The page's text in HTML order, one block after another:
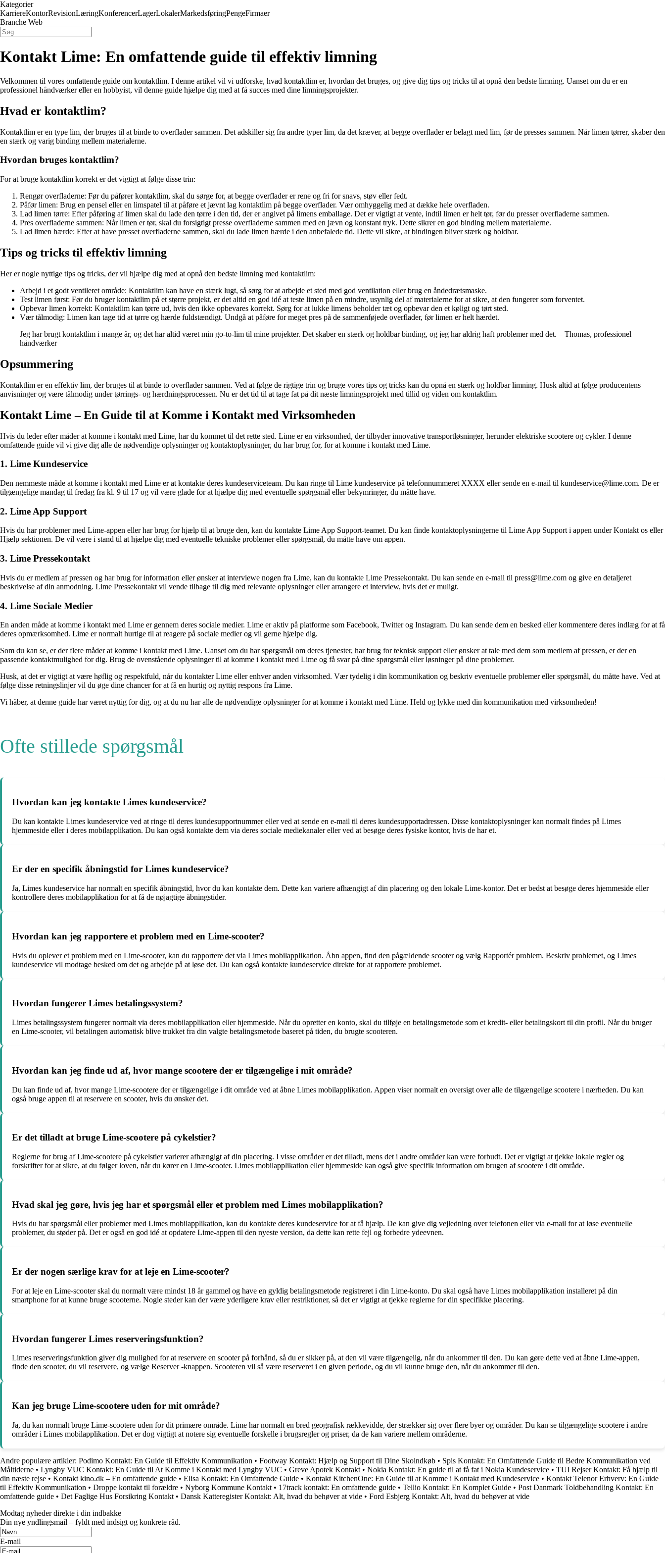
Kategorier
KarriereKontorRevisionLæringKonferencerLagerLokalerMarkedsføringPengeFirmaer
Branche Web
Kontakt Lime: En omfattende guide til effektiv limning
Velkommen til vores omfattende guide om kontaktlim. I denne artikel vil vi udforske, hvad kontaktlim er, hvordan det bruges, og give dig tips og tricks til at opnå den bedste limning. Uanset om du er en
professionel håndværker eller en hobbyist, vil denne guide hjælpe dig med at få succes med dine limningsprojekter.
Hvad er kontaktlim?
Kontaktlim er en type lim, der bruges til at binde to overflader sammen. Det adskiller sig fra andre typer lim, da det kræver, at begge overflader er belagt med lim, før de presses sammen. Når limen tørrer, skaber den
en stærk og varig binding mellem materialerne.
Hvordan bruges kontaktlim?
For at bruge kontaktlim korrekt er det vigtigt at følge disse trin:
Rengør overfladerne: Før du påfører kontaktlim, skal du sørge for, at begge overflader er rene og fri for snavs, støv eller fedt.
Påfør limen: Brug en pensel eller en limspatel til at påføre et jævnt lag kontaktlim på begge overflader. Vær omhyggelig med at dække hele overfladen.
Lad limen tørre: Efter påføring af limen skal du lade den tørre i den tid, der er angivet på limens emballage. Det er vigtigt at vente, indtil limen er helt tør, før du presser overfladerne sammen.
Pres overfladerne sammen: Når limen er tør, skal du forsigtigt presse overfladerne sammen med en jævn og konstant tryk. Dette sikrer en god binding mellem materialerne.
Lad limen hærde: Efter at have presset overfladerne sammen, skal du lade limen hærde i den anbefalede tid. Dette vil sikre, at bindingen bliver stærk og holdbar.
Tips og tricks til effektiv limning
Her er nogle nyttige tips og tricks, der vil hjælpe dig med at opnå den bedste limning med kontaktlim:
Arbejd i et godt ventileret område: Kontaktlim kan have en stærk lugt, så sørg for at arbejde et sted med god ventilation eller brug en åndedrætsmaske.
Test limen først: Før du bruger kontaktlim på et større projekt, er det altid en god idé at teste limen på en mindre, usynlig del af materialerne for at sikre, at den fungerer som forventet.
Opbevar limen korrekt: Kontaktlim kan tørre ud, hvis den ikke opbevares korrekt. Sørg for at lukke limens beholder tæt og opbevar den et køligt og tørt sted.
Vær tålmodig: Limen kan tage tid at tørre og hærde fuldstændigt. Undgå at påføre for meget pres på de sammenføjede overflader, før limen er helt hærdet.
Jeg har brugt kontaktlim i mange år, og det har altid været min go-to-lim til mine projekter. Det skaber en stærk og holdbar binding, og jeg har aldrig haft problemer med det. – Thomas, professionel
håndværker
Opsummering
Kontaktlim er en effektiv lim, der bruges til at binde to overflader sammen. Ved at følge de rigtige trin og bruge vores tips og tricks kan du opnå en stærk og holdbar limning. Husk altid at følge producentens
anvisninger og være tålmodig under tørrings- og hærdningsprocessen. Nu er det tid til at tage fat på dit næste limningsprojekt med tillid og viden om kontaktlim.
Kontakt Lime – En Guide til at Komme i Kontakt med Virksomheden
Hvis du leder efter måder at komme i kontakt med Lime, har du kommet til det rette sted. Lime er en virksomhed, der tilbyder innovative transportløsninger, herunder elektriske scootere og cykler. I denne
omfattende guide vil vi give dig alle de nødvendige oplysninger og kontaktoplysninger, du har brug for, for at komme i kontakt med Lime.
1. Lime Kundeservice
Den nemmeste måde at komme i kontakt med Lime er at kontakte deres kundeserviceteam. Du kan ringe til Lime kundeservice på telefonnummeret XXXX eller sende en e-mail til kundeservice@lime.com. De er
tilgængelige mandag til fredag ​​fra kl. 9 til 17 og vil være glade for at hjælpe dig med eventuelle spørgsmål eller bekymringer, du måtte have.
2. Lime App Support
Hvis du har problemer med Lime-appen eller har brug for hjælp til at bruge den, kan du kontakte Lime App Support-teamet. Du kan finde kontaktoplysningerne til Lime App Support i appen under Kontakt os eller
Hjælp sektionen. De vil være i stand til at hjælpe dig med eventuelle tekniske problemer eller spørgsmål, du måtte have om appen.
3. Lime Pressekontakt
Hvis du er medlem af pressen og har brug for information eller ønsker at interviewe nogen fra Lime, kan du kontakte Lime Pressekontakt. Du kan sende en e-mail til press@lime.com og give en detaljeret
beskrivelse af din anmodning. Lime Pressekontakt vil vende tilbage til dig med relevante oplysninger eller arrangere et interview, hvis det er muligt.
4. Lime Sociale Medier
En anden måde at komme i kontakt med Lime er gennem deres sociale medier. Lime er aktiv på platforme som Facebook, Twitter og Instagram. Du kan sende dem en besked eller kommentere deres indlæg for at få
deres opmærksomhed. Lime er normalt hurtige til at reagere på sociale medier og vil gerne hjælpe dig.
Som du kan se, er der flere måder at komme i kontakt med Lime. Uanset om du har spørgsmål om deres tjenester, har brug for teknisk support eller ønsker at tale med dem som medlem af pressen, er der en
passende kontaktmulighed for dig. Brug de ovenstående oplysninger til at komme i kontakt med Lime og få svar på dine spørgsmål eller løsninger på dine problemer.
Husk, at det er vigtigt at være høflig og respektfuld, når du kontakter Lime eller enhver anden virksomhed. Vær tydelig i din kommunikation og beskriv eventuelle problemer eller spørgsmål, du måtte have. Ved at
følge disse retningslinjer vil du øge dine chancer for at få en hurtig og nyttig respons fra Lime.
Vi håber, at denne guide har været nyttig for dig, og at du nu har alle de nødvendige oplysninger for at komme i kontakt med Lime. Held og lykke med din kommunikation med virksomheden!
Ofte stillede spørgsmål
Hvordan kan jeg kontakte Limes kundeservice?
Du kan kontakte Limes kundeservice ved at ringe til deres kundesupportnummer eller ved at sende en e-mail til deres kundesupportadressen. Disse kontaktoplysninger kan normalt findes på Limes
hjemmeside eller i deres mobilapplikation. Du kan også kontakte dem via deres sociale mediekanaler eller ved at besøge deres fysiske kontor, hvis de har et.
Er der en specifik åbningstid for Limes kundeservice?
Ja, Limes kundeservice har normalt en specifik åbningstid, hvor du kan kontakte dem. Dette kan variere afhængigt af din placering og den lokale Lime-kontor. Det er bedst at besøge deres hjemmeside eller
kontrollere deres mobilapplikation for at få de nøjagtige åbningstider.
Hvordan kan jeg rapportere et problem med en Lime-scooter?
Hvis du oplever et problem med en Lime-scooter, kan du rapportere det via Limes mobilapplikation. Åbn appen, find den pågældende scooter og vælg Rapportér problem. Beskriv problemet, og Limes
kundeservice vil modtage besked om det og arbejde på at løse det. Du kan også kontakte kundeservice direkte for at rapportere problemet.
Hvordan fungerer Limes betalingssystem?
Limes betalingssystem fungerer normalt via deres mobilapplikation eller hjemmeside. Når du opretter en konto, skal du tilføje en betalingsmetode som et kredit- eller betalingskort til din profil. Når du bruger
en Lime-scooter, vil betalingen automatisk blive trukket fra din valgte betalingsmetode baseret på tiden, du brugte scooteren.
Hvordan kan jeg finde ud af, hvor mange scootere der er tilgængelige i mit område?
Du kan finde ud af, hvor mange Lime-scootere der er tilgængelige i dit område ved at åbne Limes mobilapplikation. Appen viser normalt en oversigt over alle de tilgængelige scootere i nærheden. Du kan
også bruge appen til at reservere en scooter, hvis du ønsker det.
Er det tilladt at bruge Lime-scootere på cykelstier?
Reglerne for brug af Lime-scootere på cykelstier varierer afhængigt af din placering. I visse områder er det tilladt, mens det i andre områder kan være forbudt. Det er vigtigt at tjekke lokale regler og
forskrifter for at sikre, at du følger loven, når du kører en Lime-scooter. Limes mobilapplikation eller hjemmeside kan også give specifik information om brugen af scootere i dit område.
Hvad skal jeg gøre, hvis jeg har et spørgsmål eller et problem med Limes mobilapplikation?
Hvis du har spørgsmål eller problemer med Limes mobilapplikation, kan du kontakte deres kundeservice for at få hjælp. De kan give dig vejledning over telefonen eller via e-mail for at løse eventuelle
problemer, du støder på. Det er også en god idé at opdatere Lime-appen til den nyeste version, da dette kan rette fejl og forbedre ydeevnen.
Er der nogen særlige krav for at leje en Lime-scooter?
For at leje en Lime-scooter skal du normalt være mindst 18 år gammel og have en gyldig betalingsmetode registreret i din Lime-konto. Du skal også have Limes mobilapplikation installeret på din
smartphone for at kunne bruge scooterne. Nogle steder kan der være yderligere krav eller restriktioner, så det er vigtigt at tjekke reglerne for din specifikke placering.
Hvordan fungerer Limes reserveringsfunktion?
Limes reserveringsfunktion giver dig mulighed for at reservere en scooter på forhånd, så du er sikker på, at den vil være tilgængelig, når du ankommer til den. Du kan gøre dette ved at åbne Lime-appen,
finde den scooter, du vil reservere, og vælge Reserver -knappen. Scooteren vil så være reserveret i en given periode, og du vil kunne bruge den, når du ankommer til den.
Kan jeg bruge Lime-scootere uden for mit område?
Ja, du kan normalt bruge Lime-scootere uden for dit primære område. Lime har normalt en bred geografisk rækkevidde, der strækker sig over flere byer og områder. Du kan se tilgængelige scootere i andre
områder i Limes mobilapplikation. Det er dog vigtigt at notere sig eventuelle forskelle i brugsregler og priser, da de kan variere mellem områderne.
Andre populære artikler: Podimo Kontakt: En Guide til Effektiv Kommunikation • Footway Kontakt: Hjælp og Support til Dine Skoindkøb • Spis Kontakt: En Omfattende Guide til Bedre Kommunikation ved
Måltiderne • Lyngby VUC Kontakt: En Guide til At Komme i Kontakt med Lyngby VUC • Greve Apotek Kontakt • Nokia Kontakt: En guide til at få fat i Nokia Kundeservice • TUI Rejser Kontakt: Få hjælp til
din næste rejse • Kontakt kino.dk – En omfattende guide • Elisa Kontakt: En Omfattende Guide • Kontakt KitchenOne: En Guide til at Komme i Kontakt med Kundeservice • Kontakt Telenor Erhverv: En Guide
til Effektiv Kommunikation • Droppe kontakt til forældre • Nyborg Kommune Kontakt • 17track kontakt: En omfattende guide • Tellio Kontakt: En Komplet Guide • Post Danmark Toldbehandling Kontakt: En
omfattende guide • Det Faglige Hus Forsikring Kontakt • Dansk Katteregister Kontakt: Alt, hvad du behøver at vide • Ford Esbjerg Kontakt: Alt, hvad du behøver at vide
Modtag nyheder direkte i din indbakke
Din nye yndlingsmail – fyldt med indsigt og konkrete råd.
E-mail